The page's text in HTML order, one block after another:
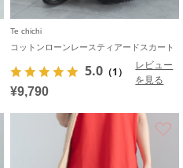
Te chichi
コットンローンレースティアードスカート
5.0 （1）
レビュー
を見る
¥9,790